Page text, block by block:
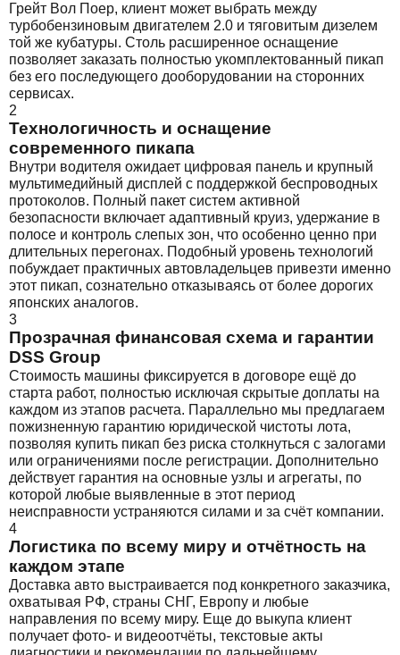
Грейт Вол Поер, клиент может выбрать между
турбобензиновым двигателем 2.0 и тяговитым дизелем
той же кубатуры. Столь расширенное оснащение
позволяет заказать полностью укомплектованный пикап
без его последующего дооборудовании на сторонних
сервисах.
2
Технологичность и оснащение
современного пикапа
Внутри водителя ожидает цифровая панель и крупный
мультимедийный дисплей с поддержкой беспроводных
протоколов. Полный пакет систем активной
безопасности включает адаптивный круиз, удержание в
полосе и контроль слепых зон, что особенно ценно при
длительных перегонах. Подобный уровень технологий
побуждает практичных автовладельцев привезти именно
этот пикап, сознательно отказываясь от более дорогих
японских аналогов.
3
Прозрачная финансовая схема и гарантии
DSS Group
Стоимость машины фиксируется в договоре ещё до
старта работ, полностью исключая скрытые доплаты на
каждом из этапов расчета. Параллельно мы предлагаем
пожизненную гарантию юридической чистоты лота,
позволяя купить пикап без риска столкнуться с залогами
или ограничениями после регистрации. Дополнительно
действует гарантия на основные узлы и агрегаты, по
которой любые выявленные в этот период
неисправности устраняются силами и за счёт компании.
4
Логистика по всему миру и отчётность на
каждом этапе
Доставка авто выстраивается под конкретного заказчика,
охватывая РФ, страны СНГ, Европу и любые
направления по всему миру. Еще до выкупа клиент
получает фото- и видеоотчёты, текстовые акты